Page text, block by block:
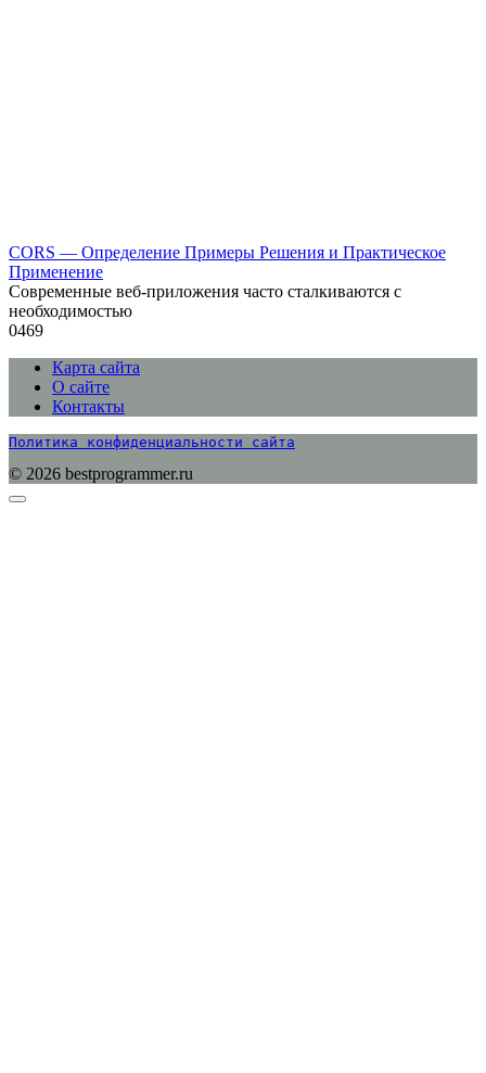
CORS — Определение Примеры Решения и Практическое
Применение
Современные веб-приложения часто сталкиваются с
необходимостью
0469
Карта сайта
О сайте
Контакты
Политика конфиденциальности сайта
© 2026 bestprogrammer.ru